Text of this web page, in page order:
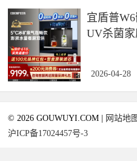
宜盾普
UV杀菌
2026-04-28
© 2026 GOUWUYI.COM |
网站地
沪ICP备17024457号-3